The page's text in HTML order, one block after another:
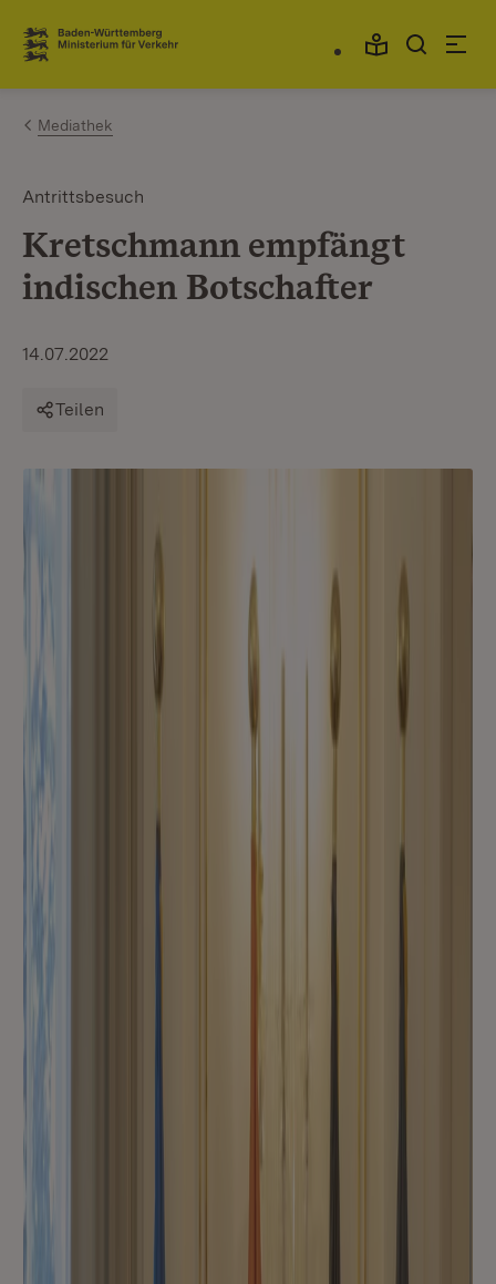
Zum Inhalt springen
Link zur Startseite
Mediathek
Antrittsbesuch
Kretschmann empfängt
indischen Botschafter
14.07.2022
Teilen